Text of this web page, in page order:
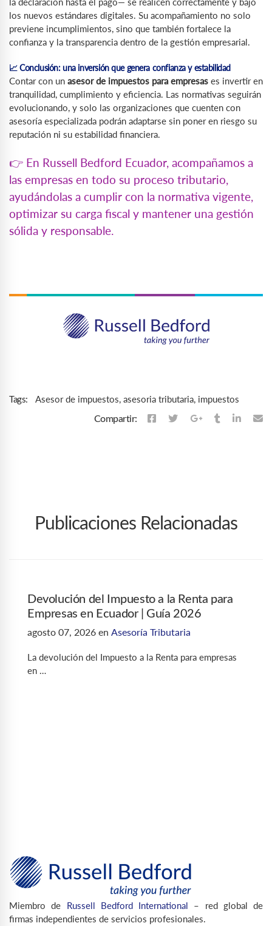
los nuevos estándares digitales. Su acompañamiento no solo
previene incumplimientos, sino que también fortalece la
confianza y la transparencia dentro de la gestión empresarial.
📈 Conclusión: una inversión que genera confianza y estabilidad
Contar con un asesor de impuestos para empresas es invertir en
tranquilidad, cumplimiento y eficiencia. Las normativas seguirán
evolucionando, y solo las organizaciones que cuenten con
asesoría especializada podrán adaptarse sin poner en riesgo su
reputación ni su estabilidad financiera.
👉 En Russell Bedford Ecuador, acompañamos a
las empresas en todo su proceso tributario,
ayudándolas a cumplir con la normativa vigente,
optimizar su carga fiscal y mantener una gestión
sólida y responsable.
Tags: Asesor de impuestos, asesoria tributaria, impuestos
Compartir:
Publicaciones Relacionadas
Devolución del Impuesto a la Renta para
Empresas en Ecuador | Guía 2026
agosto 07, 2026 en Asesoría Tributaria
La devolución del Impuesto a la Renta para empresas
en …
Miembro de Russell Bedford International – red global de
firmas independientes de servicios profesionales.